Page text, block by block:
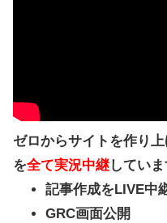
ゼロからサイトを作り
を全て実況中継していま
記事作成をLIVE中
GRC画面公開